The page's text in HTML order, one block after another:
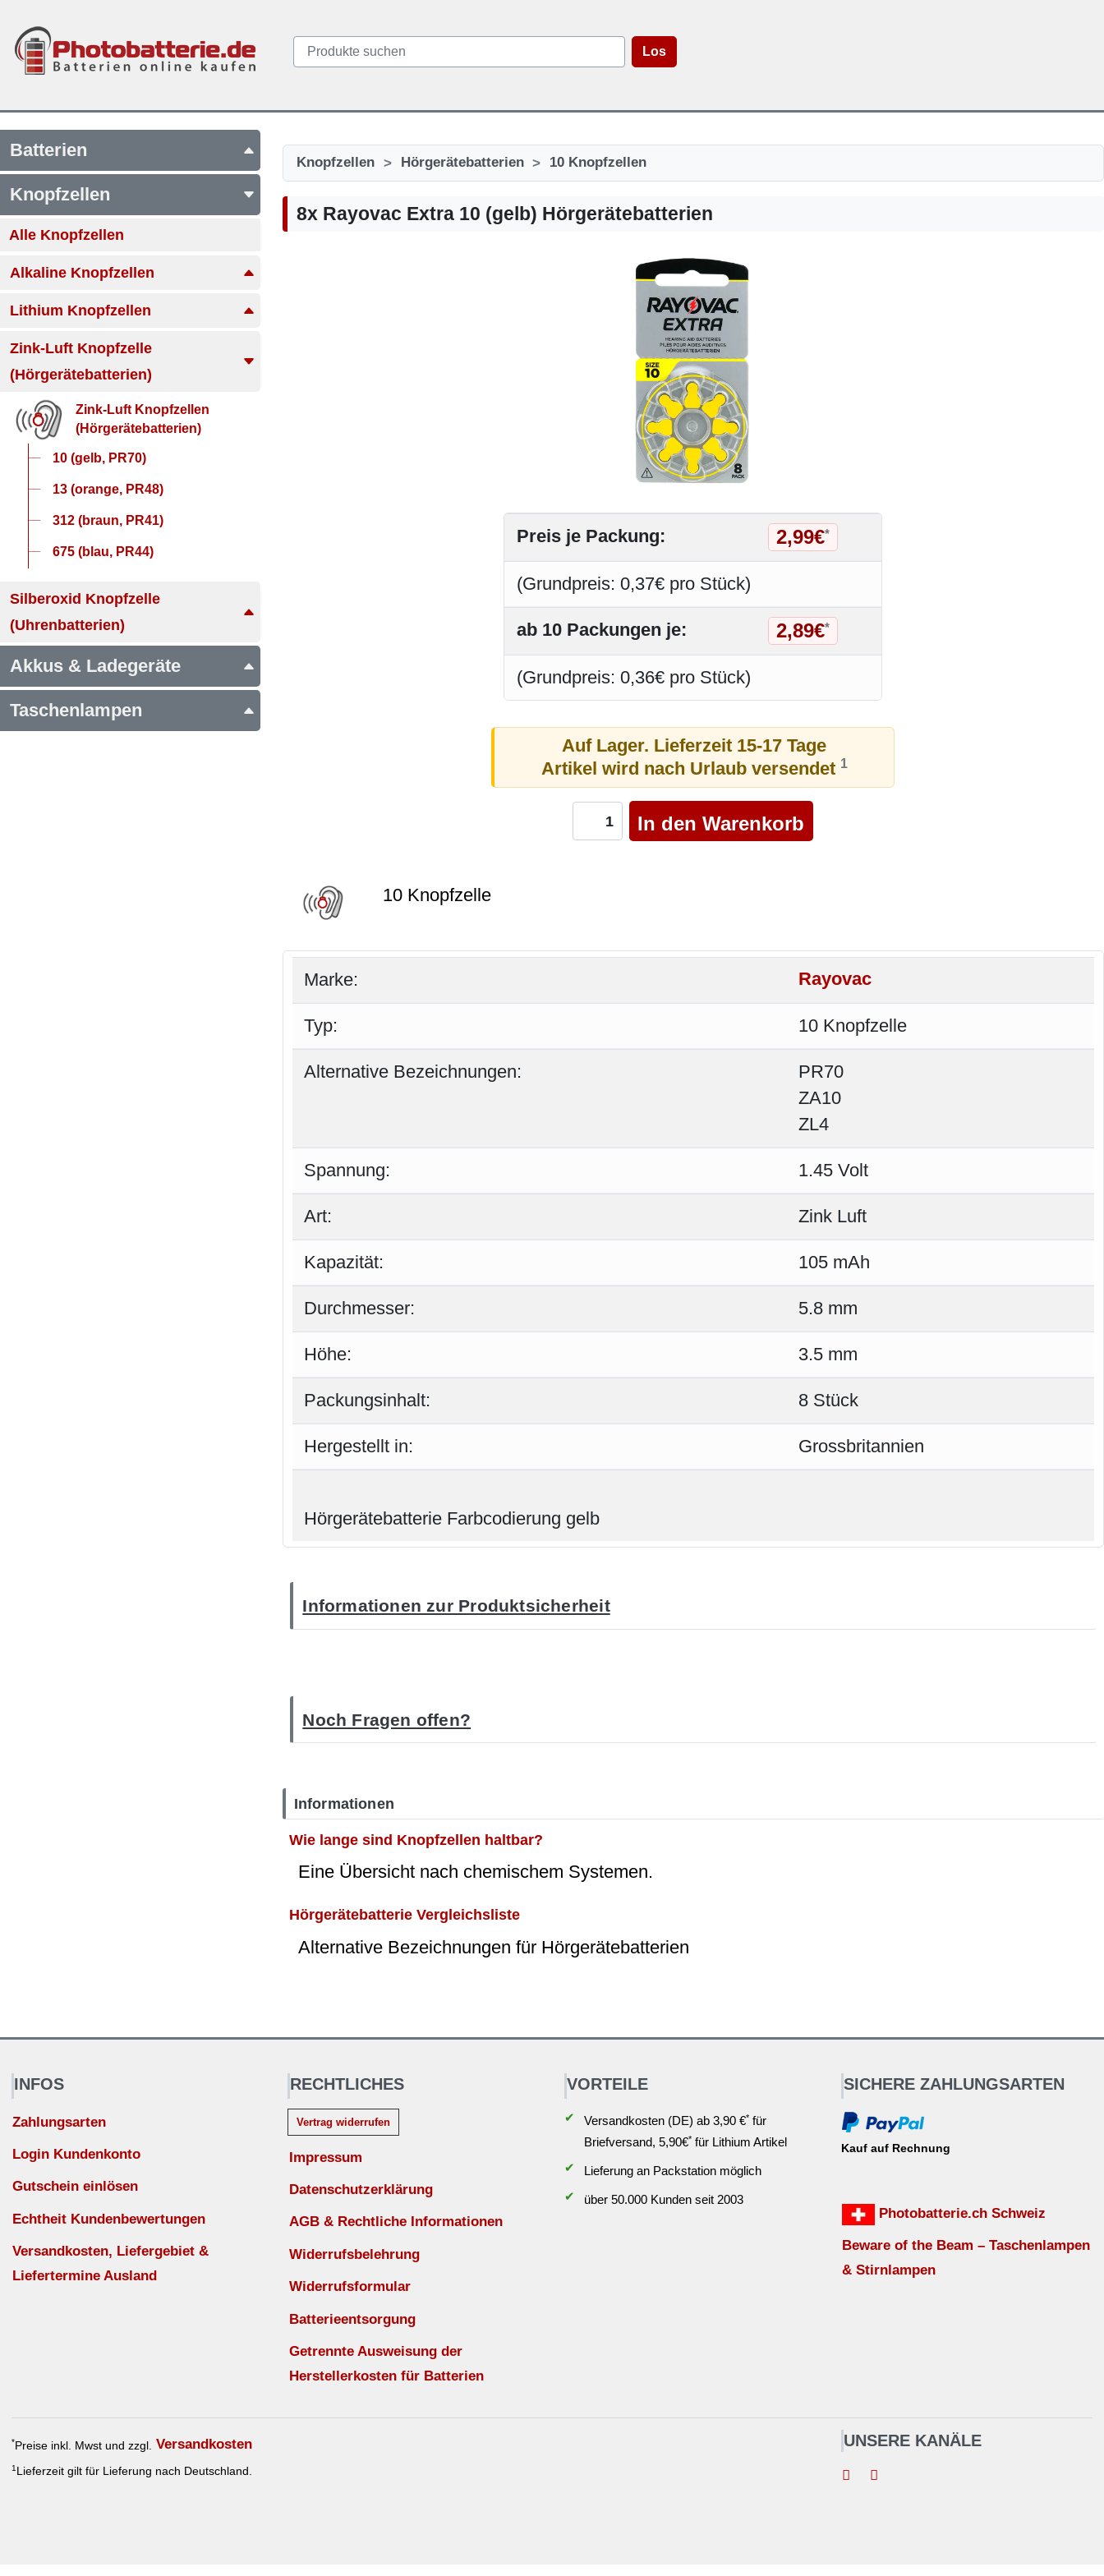
Los
Batterien
Knopfzellen
Alle Knopfzellen
Alkaline Knopfzellen
Lithium Knopfzellen
Zink-Luft Knopfzelle
(Hörgerätebatterien)
Zink-Luft Knopfzellen
(Hörgerätebatterien)
10 (gelb, PR70)
13 (orange, PR48)
312 (braun, PR41)
675 (blau, PR44)
Silberoxid Knopfzelle
(Uhrenbatterien)
Akkus & Ladegeräte
Taschenlampen
Knopfzellen > Hörgerätebatterien > 10 Knopfzellen
8x Rayovac Extra 10 (gelb) Hörgerätebatterien
Preis je Packung: 2,99€*
(Grundpreis: 0,37€ pro Stück)
ab 10 Packungen je: 2,89€*
(Grundpreis: 0,36€ pro Stück)
Auf Lager. Lieferzeit 15-17 Tage
Artikel wird nach Urlaub versendet 1
10 Knopfzelle
Marke: Rayovac
Typ: 10 Knopfzelle
Alternative Bezeichnungen:
PR70
ZA10
ZL4
Spannung: 1.45 Volt
Art: Zink Luft
Kapazität: 105 mAh
Durchmesser: 5.8 mm
Höhe: 3.5 mm
Packungsinhalt: 8 Stück
Hergestellt in: Grossbritannien
Hörgerätebatterie Farbcodierung gelb
Informationen zur Produktsicherheit
Noch Fragen offen?
Informationen
Wie lange sind Knopfzellen haltbar?
Eine Übersicht nach chemischem Systemen.
Hörgerätebatterie Vergleichsliste
Alternative Bezeichnungen für Hörgerätebatterien
INFOS
Zahlungsarten
Login Kundenkonto
Gutschein einlösen
Echtheit Kundenbewertungen
Versandkosten, Liefergebiet &
Liefertermine Ausland
RECHTLICHES
Vertrag widerrufen
Impressum
Datenschutzerklärung
AGB & Rechtliche Informationen
Widerrufsbelehrung
Widerrufsformular
Batterieentsorgung
Getrennte Ausweisung der
Herstellerkosten für Batterien
VORTEILE
✔ Versandkosten (DE) ab 3,90 €* für
Briefversand, 5,90€* für Lithium Artikel
✔
Lieferung an Packstation möglich
✔
über 50.000 Kunden seit 2003
SICHERE ZAHLUNGSARTEN
Kauf auf Rechnung
Photobatterie.ch Schweiz
Beware of the Beam – Taschenlampen
& Stirnlampen
*Preise inkl. Mwst und zzgl. Versandkosten
1 Lieferzeit gilt für Lieferung nach Deutschland.
UNSERE KANÄLE